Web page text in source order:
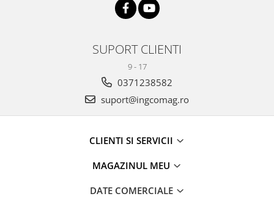
SUPORT CLIENTI
9 - 17
0371238582
suport@ingcomag.ro
CLIENTI SI SERVICII
MAGAZINUL MEU
DATE COMERCIALE